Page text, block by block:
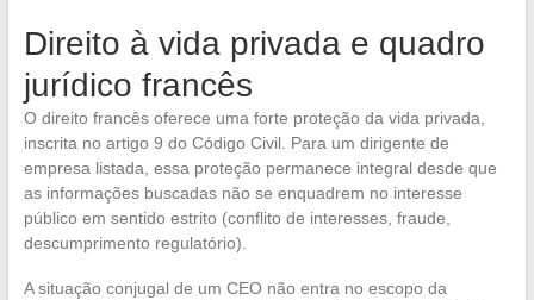
Direito à vida privada e quadro
jurídico francês
O direito francês oferece uma forte proteção da vida privada,
inscrita no artigo 9 do Código Civil. Para um dirigente de
empresa listada, essa proteção permanece integral desde que
as informações buscadas não se enquadrem no interesse
público em sentido estrito (conflito de interesses, fraude,
descumprimento regulatório).
A situação conjugal de um CEO não entra no escopo da